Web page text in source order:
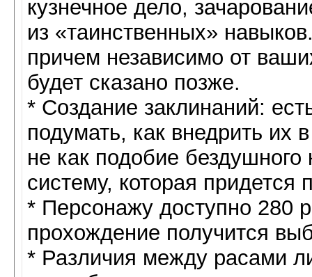
кузнечное дело,
из «таинственных»
причем независимо от
будет сказано позже.
* Создание заклинаний:
подумать, как внедрить их
не как подобие бездушного
систему, которая придется
* Персонажу доступно 280
прохождение получится
* Различия между расами